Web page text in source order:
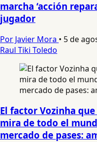
marcha ‘acción
jugador
Por Javier Mora • 5 de
Raul Tiki Toledo
El factor Vozinha
mira de todo el
mercado de pases: